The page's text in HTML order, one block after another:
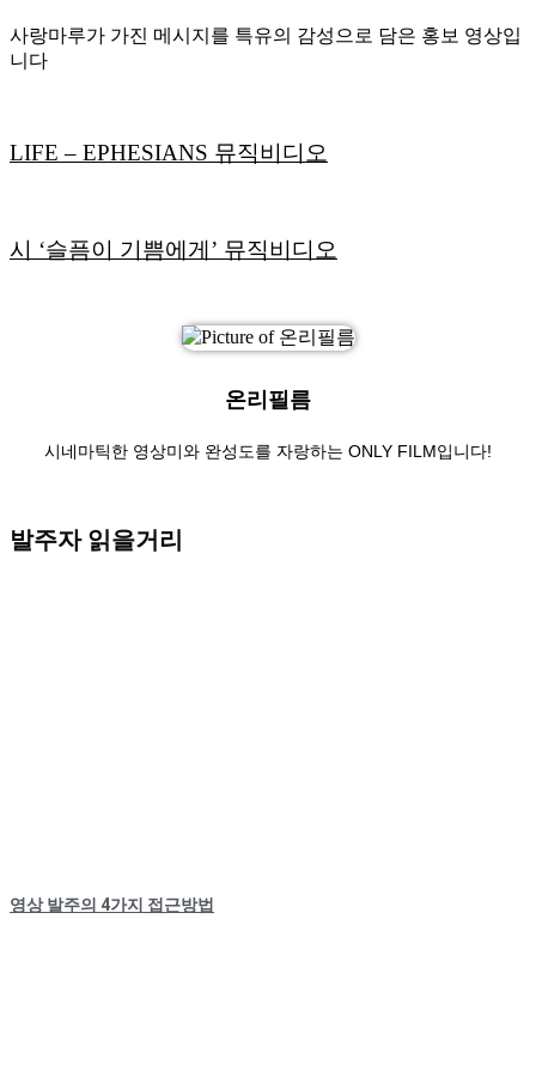
사랑마루가 가진 메시지를 특유의 감성으로 담은 홍보 영상입
니다
LIFE – EPHESIANS 뮤직비디오
시 ‘슬픔이 기쁨에게’ 뮤직비디오
온리필름
시네마틱한 영상미와 완성도를 자랑하는 ONLY FILM입니다!
발주자 읽을거리
영상 발주의 4가지 접근방법